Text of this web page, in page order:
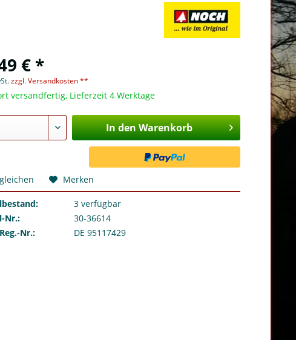
€ *
zzgl. Versandkosten **
versandfertig, Lieferzeit 4 Werktage
In den Warenkorb
Merken
3 verfügbar
Nr.:
30-36614
Nr.:
DE 95117429